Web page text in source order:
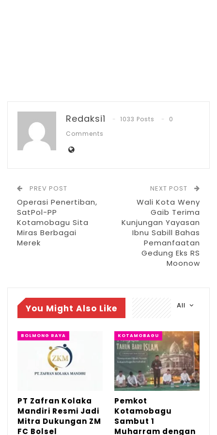
Mokoginta, menjelaskan bahwa pihaknya
langsung turun ke lapangan setelah
menerima laporan.”Kami menerima laporan
beralkohol, kita memeriksa izin mereka, ada
tiga titik yang dikunjungi,” Kata Kepala
Satpol-pp Kotamobagu Sahaya Mokoginta.
Meski demikian, SatPol-PP tetap
memberikan peringatan keras kepada para
Billiard di Kotamobagu sudah diberikan
peringatan keras, jika melanggar maka
akan ditindak tegas,”ujarnya.(And)
Redaksi1 1033 Posts
0
Comments
PREV POST
Operasi Penertiban,
SatPol-PP
Kotamobagu Sita
Miras Berbagai
Merek
NEXT POST
Wali Kota Weny
Gaib Terima
Kunjungan Yayasan
Ibnu Sabill Bahas
Pemanfaatan
Gedung Eks RS
Moonow
All
You Might Also Like
BOLMONG RAYA
PT Zafran Kolaka
Mandiri Resmi Jadi
Mitra Dukungan ZM
FC Bolsel
KOTAMOBAGU
Pemkot
Kotamobagu
Sambut 1
Muharram dengan